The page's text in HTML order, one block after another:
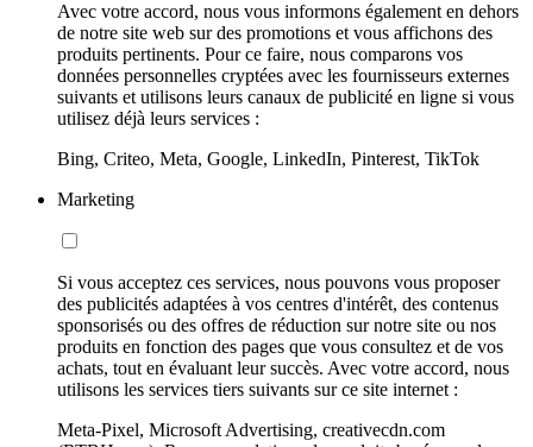
Avec votre accord, nous vous informons également en dehors
de notre site web sur des promotions et vous affichons des
produits pertinents. Pour ce faire, nous comparons vos
données personnelles cryptées avec les fournisseurs externes
suivants et utilisons leurs canaux de publicité en ligne si vous
utilisez déjà leurs services :
Bing, Criteo, Meta, Google, LinkedIn, Pinterest, TikTok
Marketing
Si vous acceptez ces services, nous pouvons vous proposer
des publicités adaptées à vos centres d'intérêt, des contenus
sponsorisés ou des offres de réduction sur notre site ou nos
produits en fonction des pages que vous consultez et de vos
achats, tout en évaluant leur succès. Avec votre accord, nous
utilisons les services tiers suivants sur ce site internet :
Meta-Pixel, Microsoft Advertising, creativecdn.com